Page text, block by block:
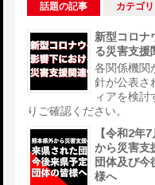
話題の記事 カテゴリ
新型コロナ
る災害支援
各関係機関
針が公表さ
ィアを検討
りご確認ください。
【令和2年
から災害支
団体及び今
様へ